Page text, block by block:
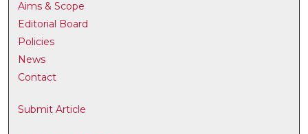
Aims & Scope
Editorial Board
Policies
News
Contact
Submit Article